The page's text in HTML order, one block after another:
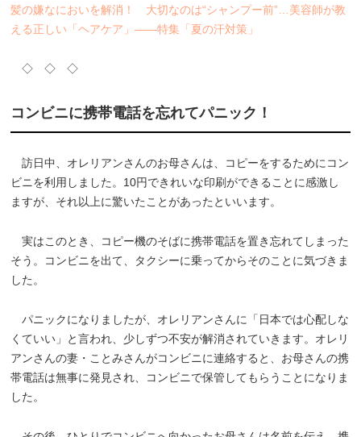
髪の嫌なにおいを解消！ 大切なのは“シャンプー前”…美容師が教
える正しい「ヘアケア」――特集「夏の汗対策」
◇ ◇ ◇
コンビニに携帯電話を忘れてパニック！
訪日中、オレリアンさんのお母さんは、コピーをするためにコン
ビニを利用しました。10円できれいな印刷ができることに感激し
ますが、それ以上に驚いたことがあったといいます。
実はこのとき、コピー機のそばに携帯電話を置き忘れてしまった
そう。コンビニを出て、タクシーに乗ってからそのことに気づきま
した。
パニックになりましたが、オレリアンさんに「日本では心配しな
くていい」と言われ、少しずつ不安が解消されていきます。オレリ
アンさんの妻・ことみさんがコンビニに連絡すると、お母さんの携
帯電話は無事に発見され、コンビニで保管してもらうことになりま
した。